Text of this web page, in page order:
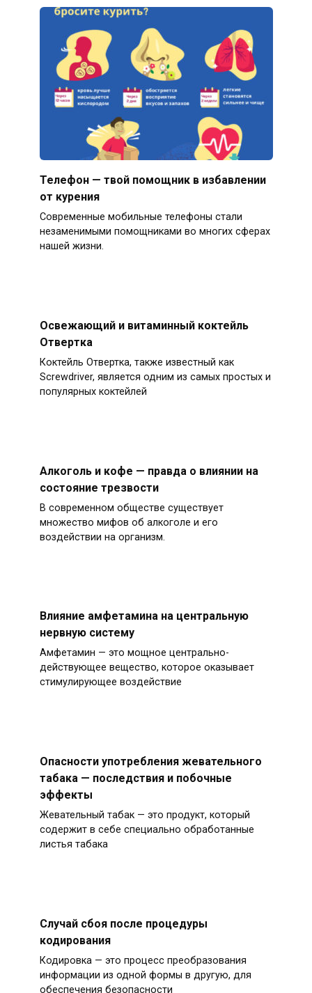
Телефон — твой помощник в избавлении
от курения
Современные мобильные телефоны стали
незаменимыми помощниками во многих сферах
нашей жизни.
Освежающий и витаминный коктейль
Отвертка
Коктейль Отвертка, также известный как
Screwdriver, является одним из самых простых и
популярных коктейлей
Алкоголь и кофе — правда о влиянии на
состояние трезвости
В современном обществе существует
множество мифов об алкоголе и его
воздействии на организм.
Влияние амфетамина на центральную
нервную систему
Амфетамин — это мощное центрально-
действующее вещество, которое оказывает
стимулирующее воздействие
Опасности употребления жевательного
табака — последствия и побочные
эффекты
Жевательный табак — это продукт, который
содержит в себе специально обработанные
листья табака
Случай сбоя после процедуры
кодирования
Кодировка — это процесс преобразования
информации из одной формы в другую, для
обеспечения безопасности